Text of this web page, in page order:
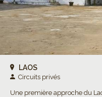
LAOS
Circuits privés
Une première approche du